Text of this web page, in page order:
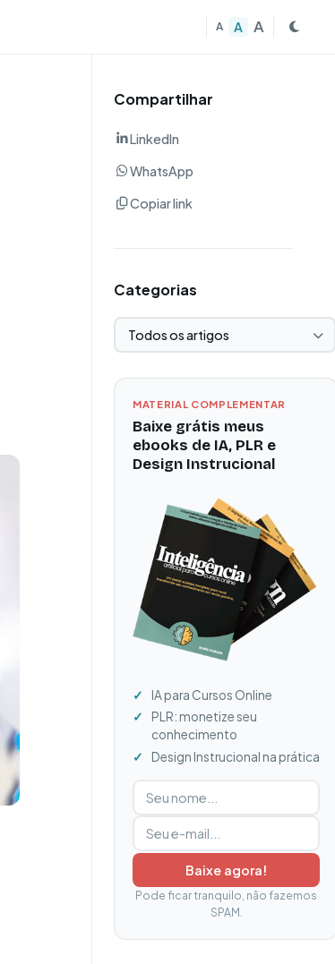
A A A
Compartilhar
LinkedIn
WhatsApp
Copiar link
Categorias
Selecionar categoria
MATERIAL COMPLEMENTAR
Baixe grátis meus
ebooks de IA, PLR e
Design Instrucional
IA para Cursos Online
PLR: monetize seu
conhecimento
Design Instrucional na prática
Digite seu nome
Digite seu e-mail
Baixe agora!
Pode ficar tranquilo, não fazemos
SPAM.